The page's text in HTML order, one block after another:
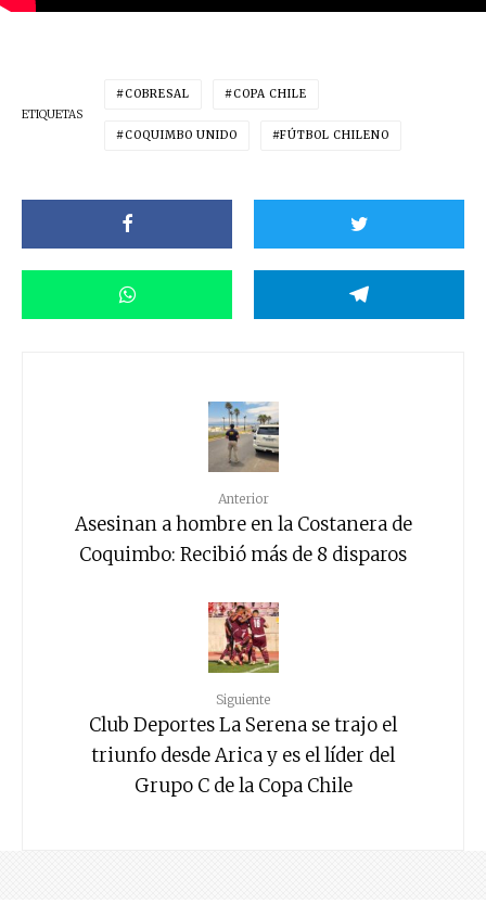
ETIQUETAS
COBRESAL COPA CHILE
COQUIMBO UNIDO FÚTBOL CHILENO
Anterior
Asesinan a hombre en la Costanera de
Coquimbo: Recibió más de 8 disparos
Siguiente
Club Deportes La Serena se trajo el
triunfo desde Arica y es el líder del
Grupo C de la Copa Chile